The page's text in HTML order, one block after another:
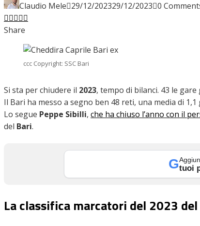
FOCUS
CALCIOMERCATO
Claudio Mele 29/12/202329/12/2023 0
Facebook
Twitter
LinkedIn
Pinterest
Stumbleupon
Share
ccc Copyright: SSC Bari
Si sta per chiudere il 2023, tempo di bilanci. 43 le
Il Bari ha messo a segno ben 48 reti, una media di
Lo segue Peppe Sibilli, che ha chiuso l’anno con il
del Bari.
Gtuoi
La classifica marcatori del 2023